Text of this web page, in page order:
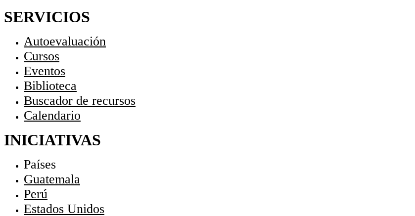
SERVICIOS
Autoevaluación
Cursos
Eventos
Biblioteca
Buscador de recursos
Calendario
INICIATIVAS
Países
Guatemala
Perú
Estados Unidos